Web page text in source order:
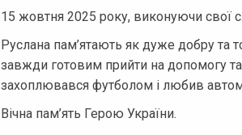
15 жовтня 2025 року, виконуючи свої
Руслана пам’ятають як дуже добру
завжди готовим прийти на допомогу
захоплювався футболом і любив
Вічна пам’ять Герою України.